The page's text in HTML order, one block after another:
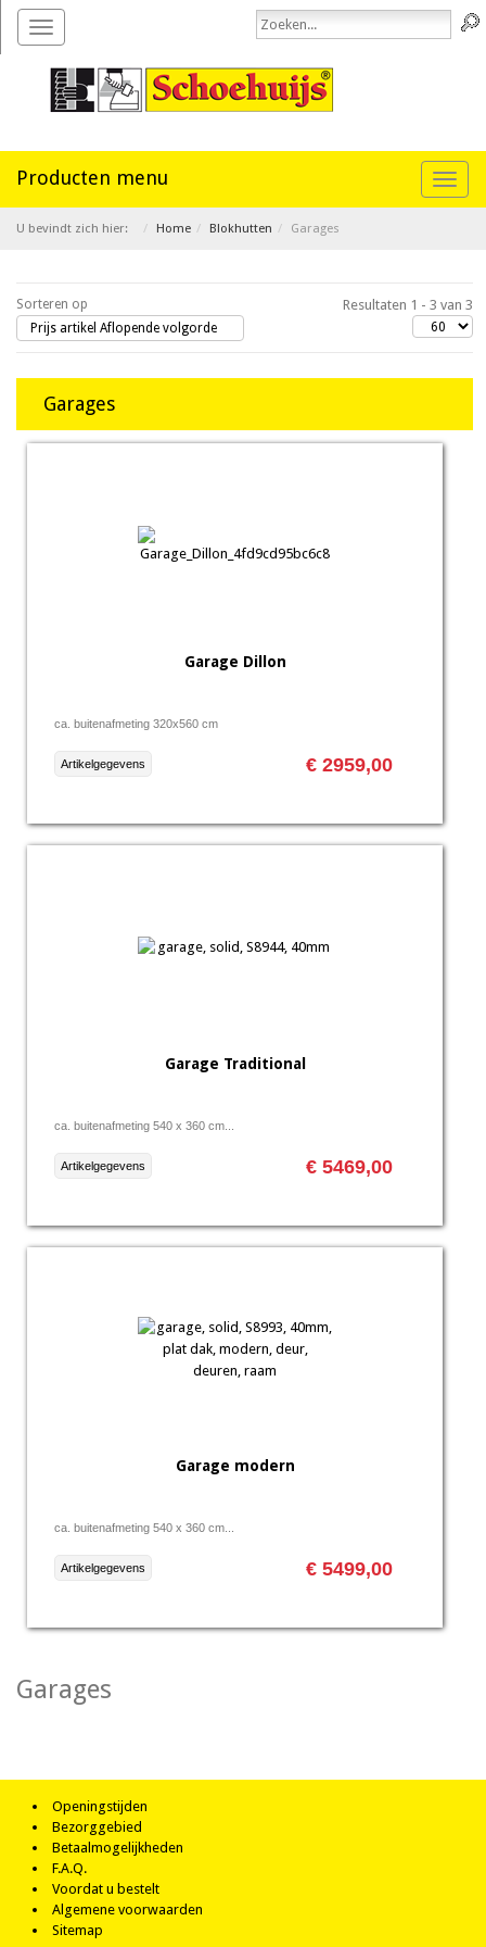
Toggle
navigation
U bevindt zich hier: Home Blokhutten Garages
Sorteren op
Prijs artikel Aflopende volgorde
Resultaten 1 - 3 van 3
Garages
Garage Dillon
ca. buitenafmeting 320x560 cm
€ 2959,00
Artikelgegevens
Garage Traditional
ca. buitenafmeting 540 x 360 cm...
€ 5469,00
Artikelgegevens
Garage modern
ca. buitenafmeting 540 x 360 cm...
€ 5499,00
Artikelgegevens
Garages
Openingstijden
Bezorggebied
Betaalmogelijkheden
F.A.Q.
Voordat u bestelt
Algemene voorwaarden
Sitemap